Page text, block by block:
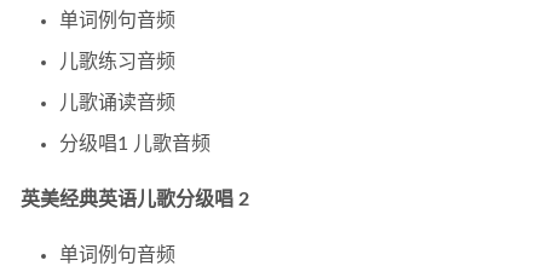
单词例句音频
儿歌练习音频
儿歌诵读音频
分级唱1 儿歌音频
英美经典英语儿歌分级唱 2
单词例句音频
云网盘下载 2021-11-24